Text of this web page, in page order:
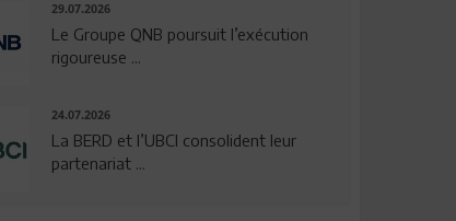
29.07.2026
Le Groupe QNB poursuit l’exécution
rigoureuse ...
24.07.2026
La BERD et l’UBCI consolident leur
partenariat ...